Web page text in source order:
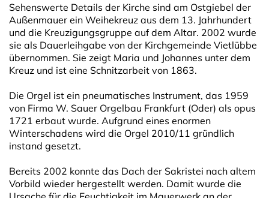
Sehenswerte Details der Kirche sind am Ostgiebel der
Außenmauer ein Weihekreuz aus dem 13. Jahr­hundert
und die Kreuzigungsgruppe auf dem Altar. 2002 wurde
sie als Dauerleihgabe von der Kirchgemeinde Vietlübbe
übernommen. Sie zeigt Maria und Johannes unter dem
Kreuz und ist eine Schnitzarbeit von 1863.
Die Orgel ist ein pneumatisches Instrument, das 1959
von Firma W. Sauer Orgelbau Frankfurt (Oder) als opus
1721 erbaut wurde. Aufgrund eines enormen
Winterschadens wird die Orgel 2010/11 gründlich
instand gesetzt.
Bereits 2002 konnte das Dach der Sakristei nach altem
Vorbild wieder hergestellt werden. Damit wurde die